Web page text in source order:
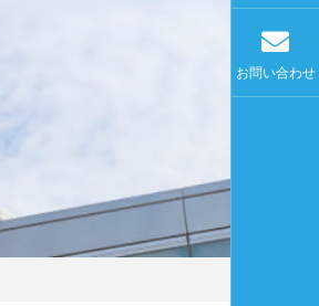
お問い合わせ